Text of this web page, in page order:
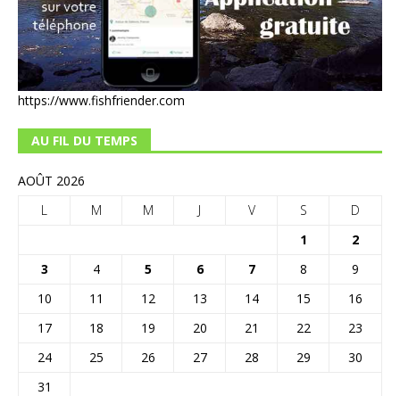
https://www.fishfriender.com
AU FIL DU TEMPS
AOÛT 2026
L
M M J V S
D
1
2
3
4 5 6 7 8
9
10
11 12 13 14 15
16
17
18 19 20 21 22
23
24
25 26 27 28 29
30
31